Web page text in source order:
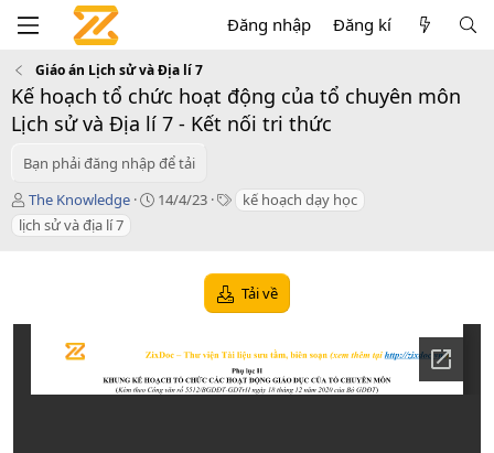
Đăng nhập Đăng kí
Giáo án Lịch sử và Địa lí 7
Kế hoạch tổ chức hoạt động của tổ chuyên môn
Lịch sử và Địa lí 7 - Kết nối tri thức
Bạn phải đăng nhập để tải
T
á
c
The Knowledge
C
d
a
t
14/4/23
T kế hoạch dạy học
lịch sử và địa lí 7
Tải về